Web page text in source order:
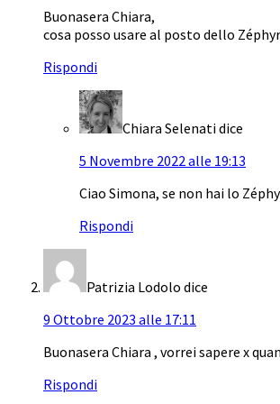
Buonasera Chiara,
cosa posso usare al posto dello
Rispondi
Chiara Selenatidice
5 Novembre 2022 alle 19:13
Ciao Simona, se non hai lo
Rispondi
Patrizia Lodolo dice
9 Ottobre 2023 alle 17:11
Buonasera Chiara , vorrei sapere x
Rispondi